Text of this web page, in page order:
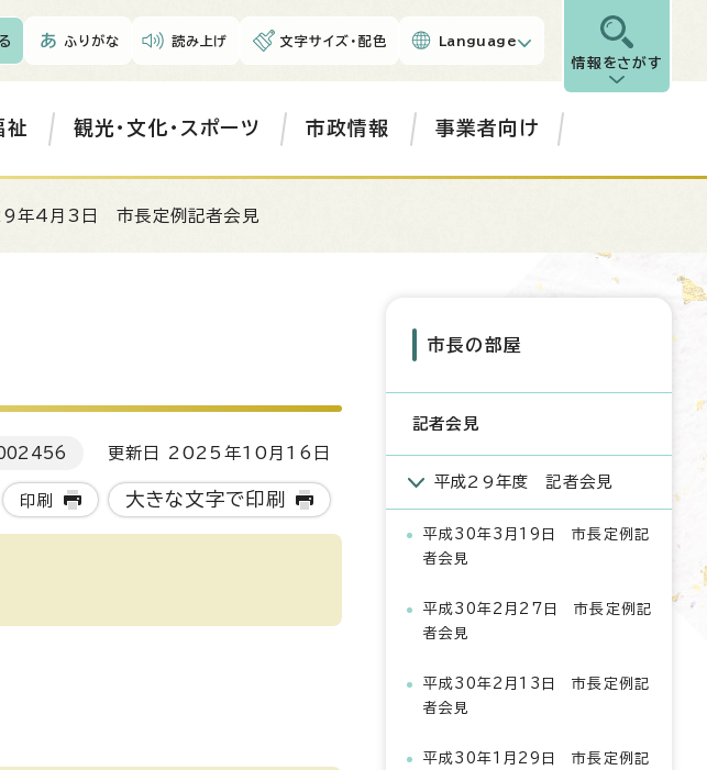
ふりがな 読み上げ 文字サイズ・配色 Language
情報をさがす
祉 観光・文化・スポーツ 市政情報 事業者向け
年4月3日 市長定例記者会見
更新日 2025年10月16日
印刷 大きな文字で印刷
市長の部屋
記者会見
平成29年度 記者会見
平成30年3月19日 市長定例記
者会見
平成30年2月27日 市長定例記
者会見
平成30年2月13日 市長定例記
者会見
平成30年1月29日 市長定例記